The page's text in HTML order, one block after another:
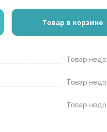
Товар в корзине
Товар
Товар
Товар